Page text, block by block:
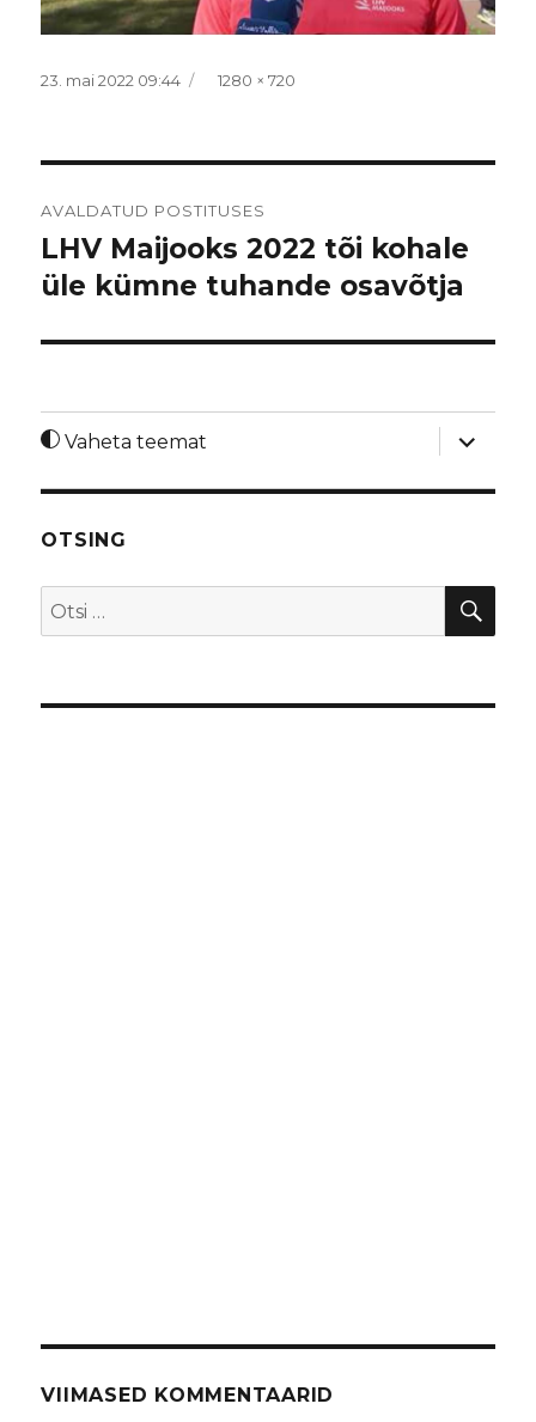
Postitatud
23. mai 2022 09:44 Täissuurus
1280 × 720
AVALDATUD POSTITUSES
LHV Maijooks 2022 tõi kohale
üle kümne tuhande osavõtja
Vaheta teemat
laienda
OTSING
Otsi:
VIIMASED KOMMENTAARID